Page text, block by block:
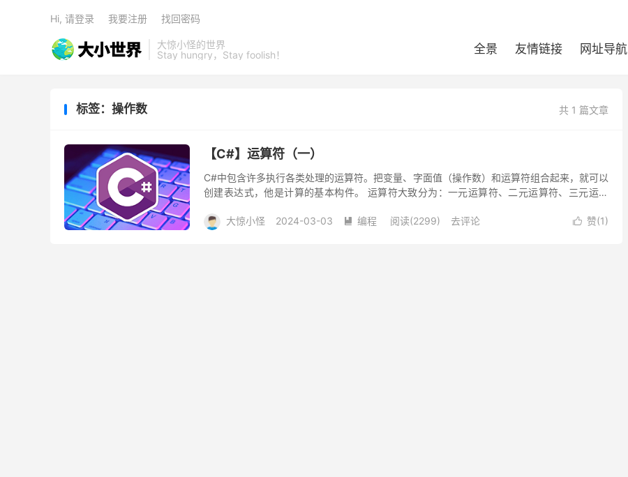
大惊小怪的世界
Stay hungry，Stay foolish！
全景 友情链接 网址导航
Hi, 请登录 我要注册 找回密码
共 1 篇文章
标签：操作数
【C#】运算符（一）
C#中包含许多执行各类处理的运算符。把变量、字面值（操作数）和运算符组合起来，就可以
创建表达式，他是计算的基本构件。 运算符大致分为：一元运算符、二元运算符、三元运算
 赞(1)
大惊小怪 2024-03-03  编程 阅读(2299) 去评论